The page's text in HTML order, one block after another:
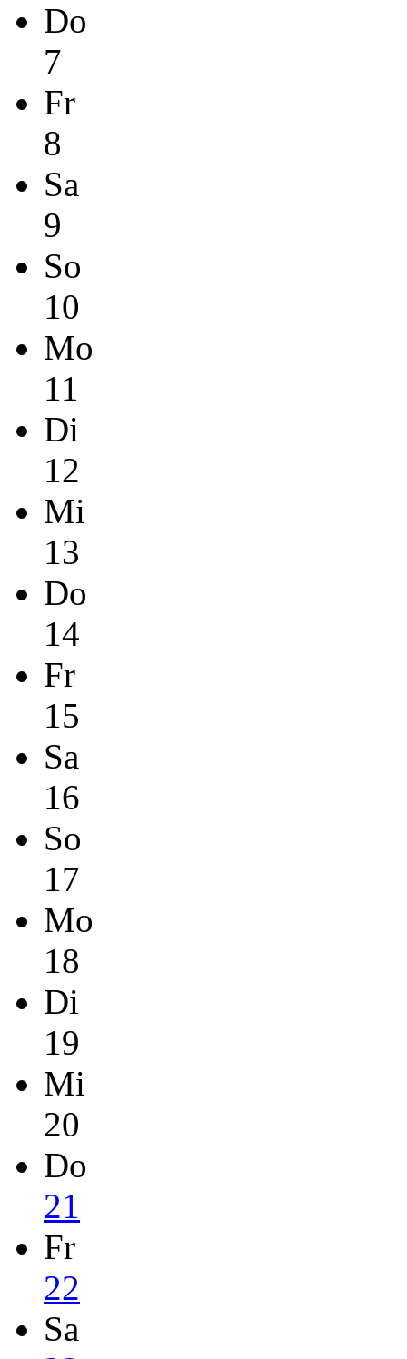
Do
7
Fr
8
Sa
9
So
10
Mo
11
Di
12
Mi
13
Do
14
Fr
15
Sa
16
So
17
Mo
18
Di
19
Mi
20
Do
21
Fr
22
Sa